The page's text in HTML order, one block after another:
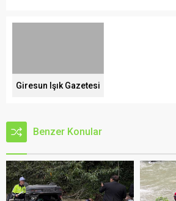
Giresun Işık Gazetesi
Benzer Konular